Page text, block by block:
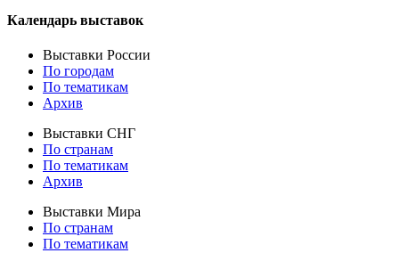
Календарь выставок
Выставки России
По городам
По тематикам
Архив
Выставки СНГ
По странам
По тематикам
Архив
Выставки Мира
По странам
По тематикам